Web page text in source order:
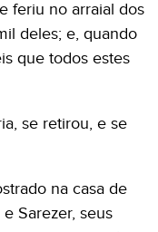
feriu no arraial dos
deles; e, quando
que todos estes
se retirou, e se
na casa de
Sarezer, seus